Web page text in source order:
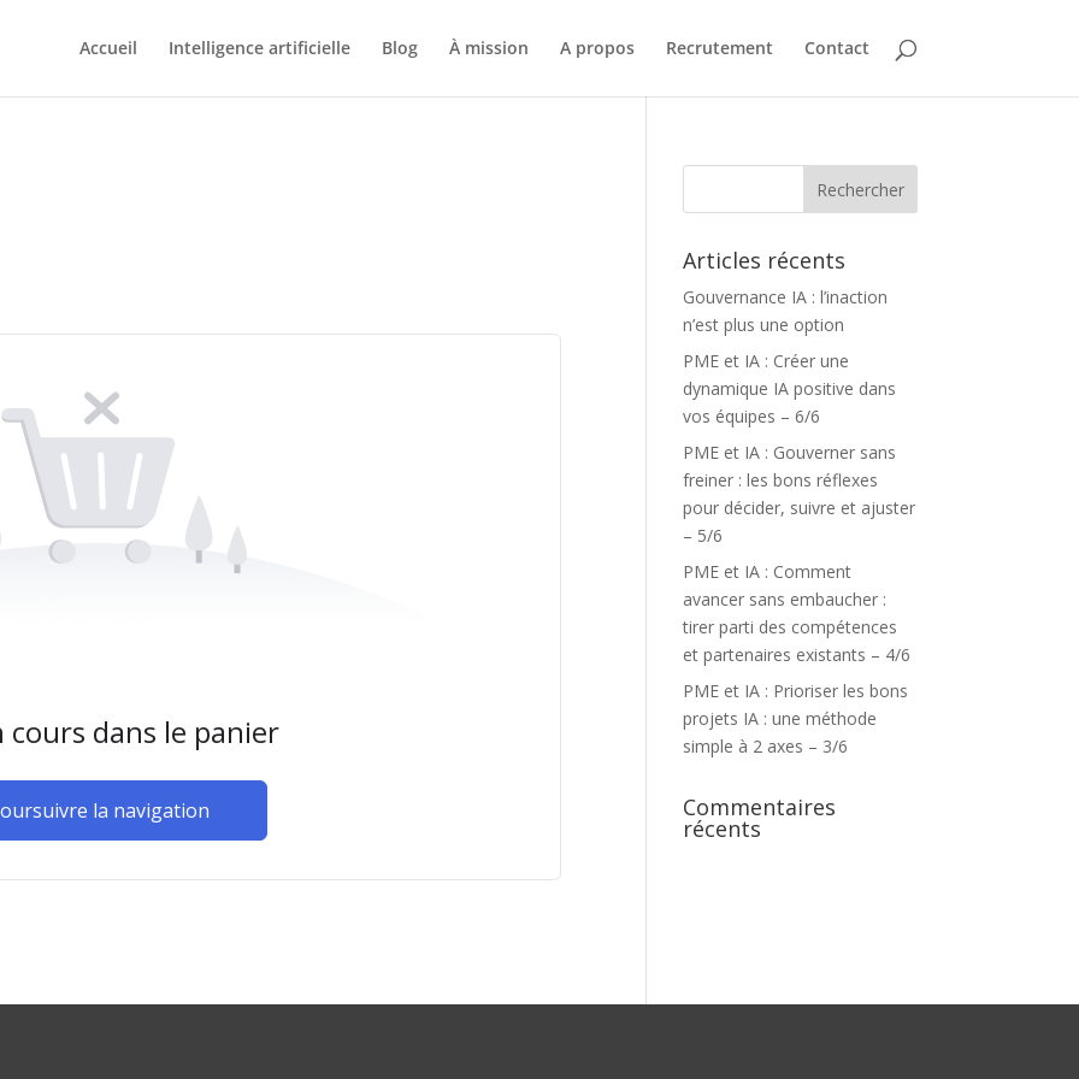
Accueil Intelligence artificielle Blog À mission A propos Recrutement Contact
cours dans le panier
la navigation
Articles récents
Gouvernance IA : l’inaction
n’est plus une option
PME et IA : Créer une
dynamique IA positive dans
vos équipes – 6/6
PME et IA : Gouverner sans
freiner : les bons réflexes
pour décider, suivre et ajuster
– 5/6
PME et IA : Comment
avancer sans embaucher :
tirer parti des compétences
et partenaires existants – 4/6
PME et IA : Prioriser les bons
projets IA : une méthode
simple à 2 axes – 3/6
Commentaires
récents